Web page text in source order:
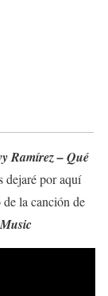
Ramírez – Qué
dejaré por aquí
la canción de